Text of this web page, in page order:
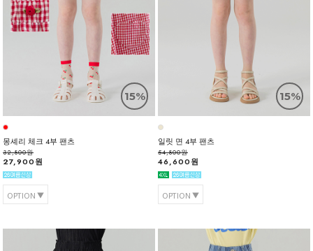
15%
몽셰리 체크 4부 팬츠
32,800원
27,900원
OPTION
15%
일릿 면 4부 팬츠
54,800원
46,600원
OPTION